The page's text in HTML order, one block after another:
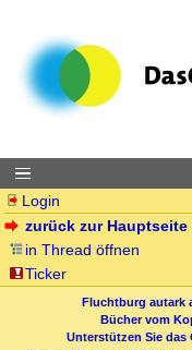
Login
zurück zur Hauptseite
in Thread öffnen
Ticker
Fluchtburg autark
Bücher vom
Unterstützen Sie das